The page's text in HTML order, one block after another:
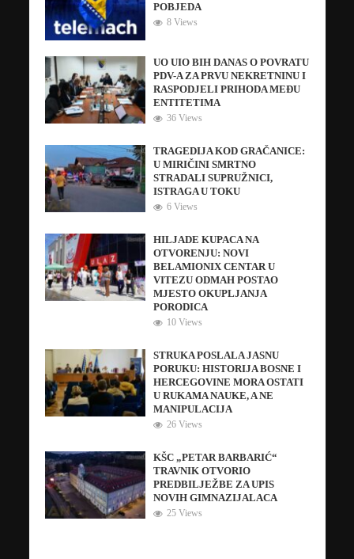
POBJEDA
8 Views
UO UIO BIH DANAS O POVRATU
PDV-A ZA PRVU NEKRETNINU I
RASPODJELI PRIHODA MEĐU
ENTITETIMA
36 Views
TRAGEDIJA KOD GRAČANICE:
U MIRIČINI SMRTNO
STRADALI SUPRUŽNICI,
ISTRAGA U TOKU
6 Views
HILJADE KUPACA NA
OTVORENJU: NOVI
BELAMIONIX CENTAR U
VITEZU ODMAH POSTAO
MJESTO OKUPLJANJA
PORODICA
10 Views
STRUKA POSLALA JASNU
PORUKU: HISTORIJA BOSNE I
HERCEGOVINE MORA OSTATI
U RUKAMA NAUKE, A NE
MANIPULACIJA
26 Views
KŠC „PETAR BARBARIĆ“
TRAVNIK OTVORIO
PREDBILJEŽBE ZA UPIS
NOVIH GIMNAZIJALACA
25 Views